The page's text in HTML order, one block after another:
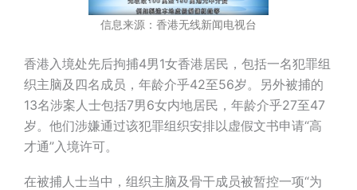
信息来源：香港无线新闻电视台
香港入境处先后拘捕4男1女香港居民，包括一名犯罪组
织主脑及四名成员，年龄介乎42至56岁。另外被捕的
13名涉案人士包括7男6女内地居民，年龄介乎27至47
岁。他们涉嫌通过该犯罪组织安排以虚假文书申请“高
才通”入境许可。
在被捕人士当中，组织主脑及骨干成员被暂控一项“为